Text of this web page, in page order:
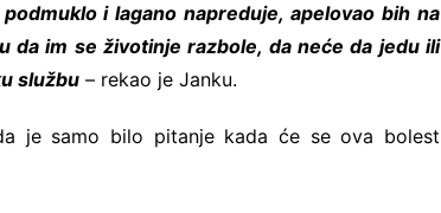
i lagano napreduje, apelovao bih na
da im se životinje razbole, da neće da jedu ili
službu – rekao je Janku.
je samo bilo pitanje kada će se ova bolest